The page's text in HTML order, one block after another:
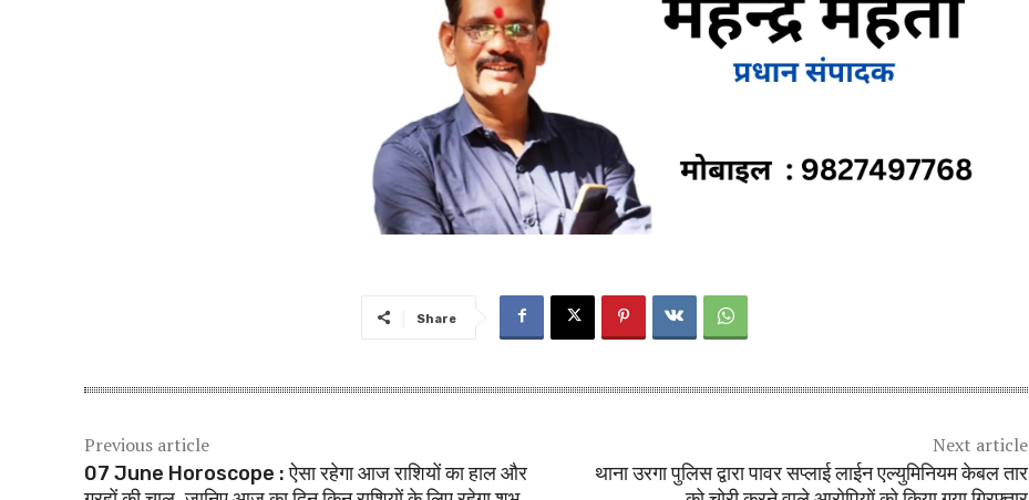
Share
Previous article
07 June Horoscope : ऐसा रहेगा आज राशियों का हाल और
Next article
थाना उरगा पुलिस द्वारा पावर सप्लाई लाईन एल्युमिनियम केबल तार